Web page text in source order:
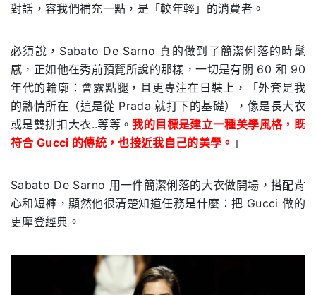
對話，容我們補充一點，是「較年輕」的消費者。
必須說，Sabato De Sarno 真的做到了簡潔俐落的時髦
感，正如他在秀前預覽所說的那樣，一切是有關 60 和 90
年代的輪廓：會露點腿，且更專注在日裝上，「外套是我
的熱情所在（這是從 Prada 就打下的基礎），像是長大衣
或是雙排扣大衣..等等。我的目標是建立一種美學風格，既
符合 Gucci 的傳統，也接近我自己的美學。 」
Sabato De Sarno 用一件簡潔俐落的大衣做開場，搭配背
心和短褲，顯然他很清楚知道任務是什麼：把 Gucci 做的
更摩登經典。